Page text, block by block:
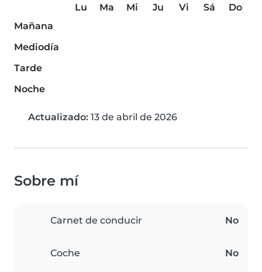
Lu Ma Mi Ju Vi Sá
Do
Mañana
Mediodía
Tarde
Noche
Actualizado: 13 de abril de 2026
Sobre mí
Carnet de conducir No
Coche No